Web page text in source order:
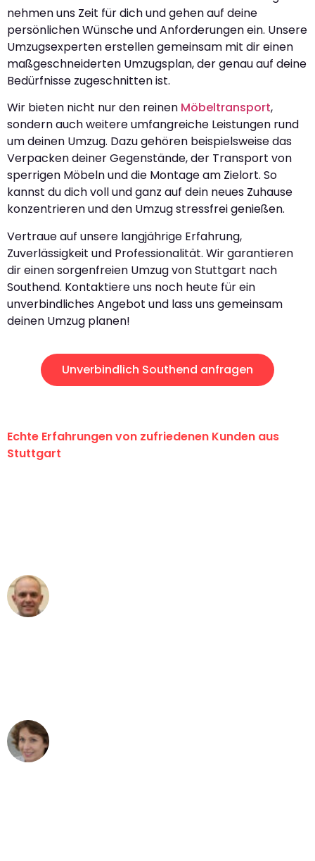
nehmen uns Zeit für dich und gehen auf deine
persönlichen Wünsche und Anforderungen ein. Unsere
Umzugsexperten erstellen gemeinsam mit dir einen
maßgeschneiderten Umzugsplan, der genau auf deine
Bedürfnisse zugeschnitten ist.
Wir bieten nicht nur den reinen Möbeltransport,
sondern auch weitere umfangreiche Leistungen rund
um deinen Umzug. Dazu gehören beispielsweise das
Verpacken deiner Gegenstände, der Transport von
sperrigen Möbeln und die Montage am Zielort. So
kannst du dich voll und ganz auf dein neues Zuhause
konzentrieren und den Umzug stressfrei genießen.
Vertraue auf unsere langjährige Erfahrung,
Zuverlässigkeit und Professionalität. Wir garantieren
dir einen sorgenfreien Umzug von Stuttgart nach
Southend. Kontaktiere uns noch heute für ein
unverbindliches Angebot und lass uns gemeinsam
deinen Umzug planen!
Unverbindlich Southend anfragen
Echte Erfahrungen von zufriedenen Kunden aus
Stuttgart